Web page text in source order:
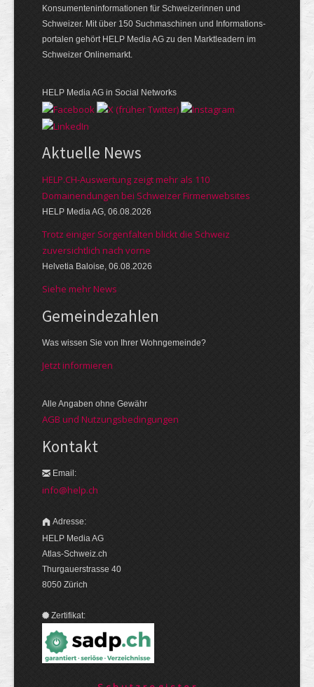
Konsumenten­infor­mationen für Schwei­zerinnen und
Schweizer. Mit über 150 Such­ma­schinen und Infor­mations­
portalen gehört HELP Media AG zu den Markt­leadern im
Schweizer Onlinemarkt.
HELP Media AG in Social Networks
Aktuelle News
HELP.CH-Auswertung zeigt mehr als 110
Domainendungen bei Schweizer Firmenwebsites
HELP Media AG, 06.08.2026
Trotz einiger Sorgenfalten blickt die Schweiz
zuversichtlich nach vorne
Helvetia Baloise, 06.08.2026
Siehe mehr News
Gemeinde­zahlen
Was wissen Sie von Ihrer Wohngemeinde?
Jetzt informieren
Alle Angaben ohne Gewähr
AGB und Nutzungsbedingungen
Kontakt
Email:
info@help.ch
Adresse:
HELP Media AG
Atlas-Schweiz.ch
Thurgauerstrasse 40
8050 Zürich
Zertifikat: